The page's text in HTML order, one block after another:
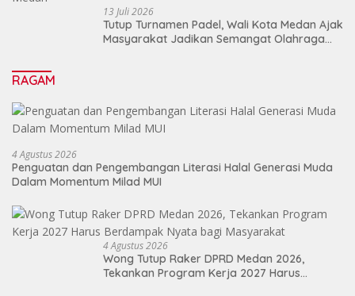
13 Juli 2026
Tutup Turnamen Padel, Wali Kota Medan Ajak
Masyarakat Jadikan Semangat Olahraga
RAGAM
4 Agustus 2026
Penguatan dan Pengembangan Literasi Halal Generasi Muda
Dalam Momentum Milad MUI
4 Agustus 2026
Wong Tutup Raker DPRD Medan 2026,
Tekankan Program Kerja 2027 Harus